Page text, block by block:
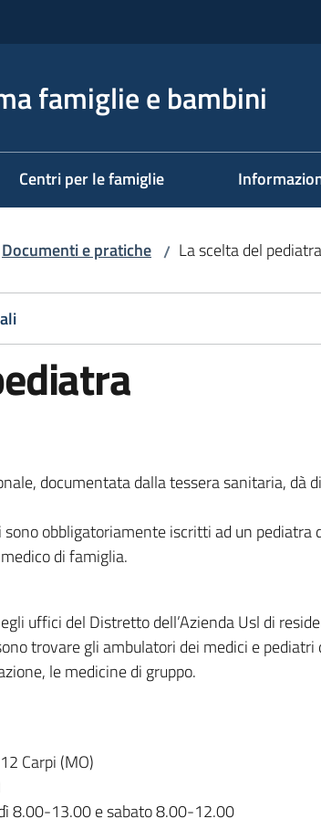
famiglie e bambini
Centri per le famiglie
Documenti e pratiche / La scelta del pediatra
documentata dalla tessera sanitaria,
obbligatoriamente iscritti ad un
di famiglia.
uffici del Distretto dell’Azienda Usl di
trovare gli ambulatori dei medici e
le medicine di gruppo.
Carpi (MO)
8.00-13.00 e sabato 8.00-12.00